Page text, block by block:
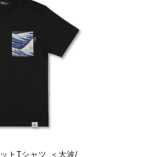
トTシャツ ＜大波/